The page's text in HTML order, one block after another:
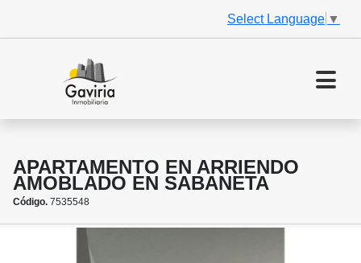
Select Language ▼
APARTAMENTO EN ARRIENDO
AMOBLADO EN SABANETA
Código. 7535548